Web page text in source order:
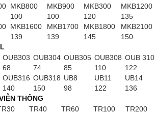
MKB800 MKB900 MKB300
MKB1200
100 100 120
135
MKB1600 MKB1700 MKB1800
MKB2100
139 139 145
150
OUB303 OUB304 OUB305 OUB308 OUB 310
68 74 85 110
122
OUB316 OUB318 UB8 UB11
UB14
140 150 98 122
136
THÔNG
TR40 TR60 TR100
TR200